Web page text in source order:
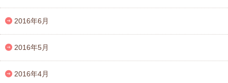
2016年6月
2016年5月
2016年4月